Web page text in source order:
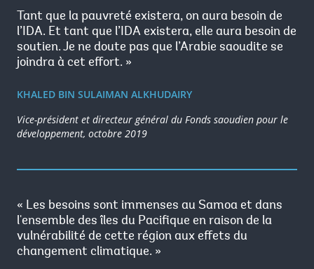
Tant que la pauvreté existera, on aura besoin de
l’IDA. Et tant que l’IDA existera, elle aura besoin de
soutien. Je ne doute pas que l’Arabie saoudite se
joindra à cet effort. »
KHALED BIN SULAIMAN ALKHUDAIRY
Vice-président et directeur général du Fonds saoudien pour le
développement, octobre 2019
« Les besoins sont immenses au Samoa et dans
l'ensemble des îles du Pacifique en raison de la
vulnérabilité de cette région aux effets du
changement climatique. »